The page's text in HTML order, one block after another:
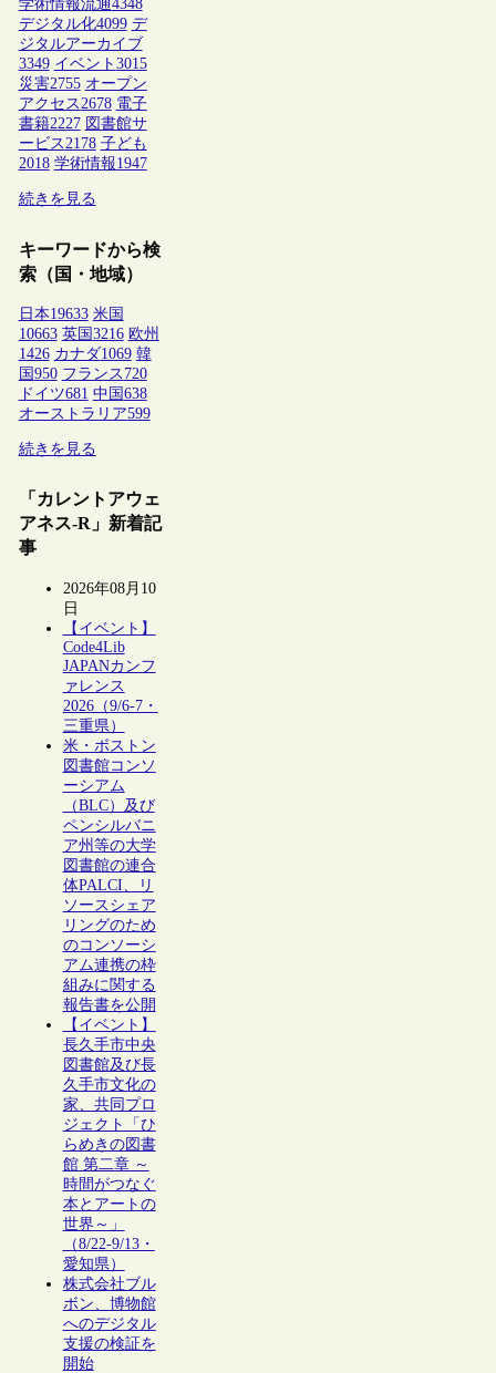
学術情報流通4348
デジタル化4099 デ
ジタルアーカイブ
3349 イベント 3015
災害2755 オープン
アクセス2678 電子
書籍2227 図書館サ
ービス2178 子ども
2018 学術情報1947
続きを見る
キーワードから検
索（国・地域）
日本19633 米国
10663 英国 3216 欧州
1426 カナダ1069 韓
国 950 フランス 720
ドイツ681 中国 638
オーストラリア599
続きを見る
「カレントアウェ
アネス-R」新着記
事
2026年08月10
日
【イベント】
Code4Lib
JAPANカンフ
ァレンス
2026（9/6-7・
三重県）
米・ボストン
図書館コンソ
ーシアム
（BLC）及び
ペンシルバニ
ア州等の大学
図書館の連合
体PALCI、リ
ソースシェア
リングのため
のコンソーシ
アム連携の枠
組みに関する
報告書を公開
【イベント】
長久手市中央
図書館及び長
久手市文化の
家、共同プロ
ジェクト「ひ
らめきの図書
館 第二章 ～
時間がつなぐ
本とアートの
世界～」
（8/22-9/13・
愛知県）
株式会社ブル
ボン、博物館
へのデジタル
支援の検証を
開始